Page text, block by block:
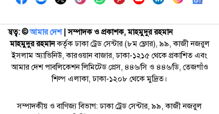
স্বত্ব: ©️আমার দেশ| সম্পাদক ও প্রকাশক, মাহমুদুর রহমান
মাহমুদুর রহমানকর্তৃক ঢাকা ট্রেড সেন্টার (৮ম ফ্লোর), ৯৯, কাজী নজরুল
ইসলাম অ্যাভিনিউ, কারওয়ান বাজার, ঢাকা-১২১৫ থেকে প্রকাশিত এবং
আমার দেশ পাবলিকেশন লিমিটেড প্রেস, ৪৪৬/সি ও ৪৪৬/ডি, তেজগাঁও
শিল্প এলাকা, ঢাকা-১২০৮ থেকে মুদ্রিত।
সম্পাদকীয় ও বাণিজ্য বিভাগ: ঢাকা ট্রেড সেন্টার, ৯৯, কাজী নজরুল